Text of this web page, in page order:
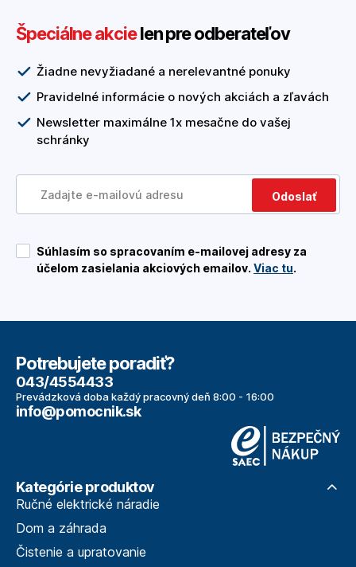
Špeciálne akcielen pre odberateľov
Žiadne nevyžiadané a nerelevantné ponuky
Pravidelné informácie o nových akciách a zľavách
Newsletter maximálne 1x mesačne do vašej
schránky
Odoslať
Súhlasím so spracovaním e-mailovej adresy za
účelom zasielania akciových emailov. Viac tu.
Potrebujete poradiť?
043/4554433
Prevádzková doba každý pracovný deň 8:00 - 16:00
info@pomocnik.sk
Kategórie produktov
Ručné elektrické náradie
Dom a záhrada
Čistenie a upratovanie